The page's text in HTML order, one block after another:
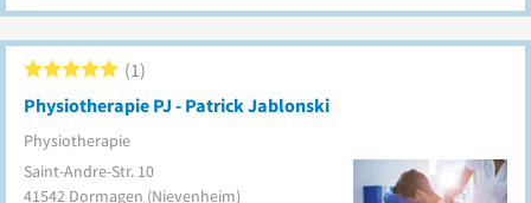
Physiotherapie PJ - Patrick Jablonski
Physiotherapie
1
Saint-Andre-Str. 10
41542 Dormagen (Nievenheim)